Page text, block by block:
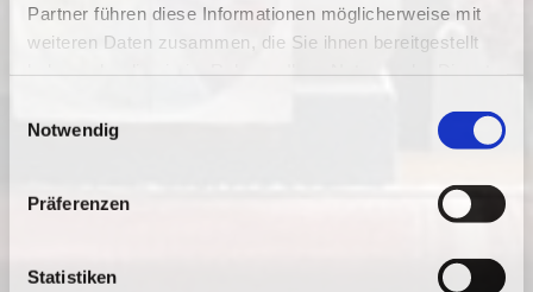
Partner führen diese Informationen möglicherweise mit
weiteren Daten zusammen, die Sie ihnen bereitgestellt
Notwendig
Präferenzen
Statistiken
interessieren